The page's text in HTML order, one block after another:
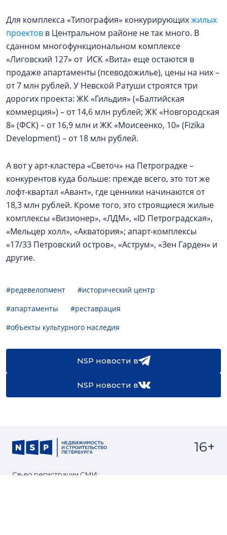
Для комплекса «Типография» конкурирующихжилых
проектов в Центральном районе не так много. В
сданном многофункциональном комплексе
«Лиговский 127» от ИСК «Вита» еще остаются в
продаже апартаменты (псеводожилье), цены на них –
от 7 млн рублей. У Невской Ратуши строятся три
дорогих проекта: ЖК «Гильдия» («Балтийская
коммерция») – от 14,6 млн рублей; ЖК «Новгородская
8» (ФСК) – от 16,9 млн и ЖК «Моисеенко, 10» (Fizika
Development) – от 18 млн рублей.
А вот у арт-кластера «Светоч» на Петроградке –
конкурентов куда больше: прежде всего, это тот же
лофт-квартал «Авант», где ценники начинаются от
18,3 млн рублей. Кроме того, это строящиеся жилые
комплексы «Визионер», «ЛДМ», «ID Петроградская»,
«Мельцер холл», «Акватория»; апарт-комплексы
«17/33 Петровский остров», «Аструм», «Зен Гарден» и
другие.
#редевелопмент
#исторический центр
#апартаменты
#реставрация
#объекты культурного наследия
NSP новости в
NSP новости в
Св-во регистрации СМИ:
16+